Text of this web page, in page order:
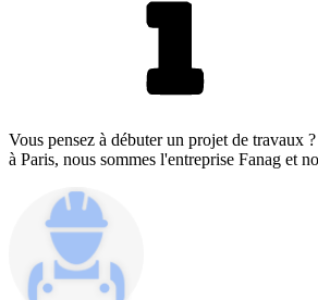
Vous pensez à débuter un projet de travaux
à Paris, nous sommes l'entreprise Fanag et